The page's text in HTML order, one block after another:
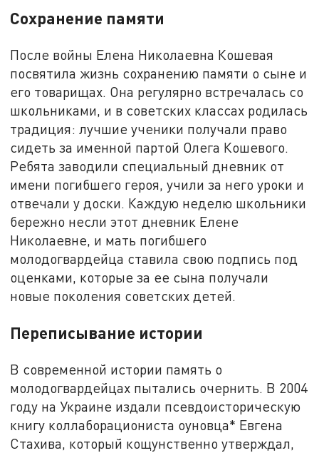
Сохранение памяти
После войны Елена Николаевна Кошевая
посвятила жизнь сохранению памяти о сыне и
его товарищах. Она регулярно встречалась со
школьниками, и в советских классах родилась
традиция: лучшие ученики получали право
сидеть за именной партой Олега Кошевого.
Ребята заводили специальный дневник от
имени погибшего героя, учили за него уроки и
отвечали у доски. Каждую неделю школьники
бережно несли этот дневник Елене
Николаевне, и мать погибшего
молодогвардейца ставила свою подпись под
оценками, которые за ее сына получали
новые поколения советских детей.
Переписывание истории
В современной истории память о
молодогвардейцах пытались очернить. В 2004
году на Украине издали псевдоисторическую
книгу коллаборациониста оуновца* Евгена
Стахива, который кощунственно утверждал,